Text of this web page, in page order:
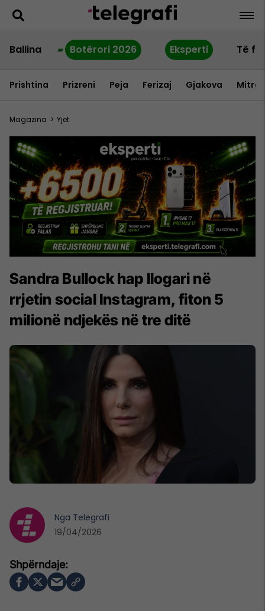
Ballina Botërori 2026 Eksperti Të
Prishtina Prizreni Peja Ferizaj Gjakova
Magazina > Yjet
Sandra Bullock hap llogari në
rrjetin social Instagram, fiton 5
milionë ndjekës në tre ditë
Nga Telegrafi
19/04/2026